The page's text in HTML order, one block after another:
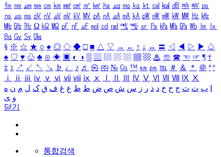
㎙ ㎚ ㎛ ㎜ ㎝ ㎞ ㎟ ㎠ ㎡ ㎢ ㏊ ㎍ ㎎ ㎏ ㏏ ㎈ ㎉ ㏈ ㎧ ㎨ ㎰
㎱ ㎲ ㎳ ㎴ ㎵ ㎶ ㎷ ㎸ ㎹ ㎀ ㎁ ㎂ ㎃ ㎄ ㎺ ㎻ ㎽ ㎾ ㎿ ㎐ ㎑
㎒ ㎓ ㎔ Ω ㏀ ㏁ ㎊ ㎋ ㎌ ㏖ ㏅ ㎭ ㎮ ㎯ ㏛ ㎩ ㎪ ㎫ ㎬ ㏝ ㏐
㏓
㏃ ㏉ ㏜ ㏆
§ ※ ☆ ★ ○ ● ◎ ◇ ◆ □ ■ △ ▽ → ← ↑ ↓ ↔ 〓 ◁ ◀ ▷ ▶ ♤
♠ ♡ ♥ ♧ ♣ ⊙ ◈ ▣ ◐ ◑ ▒ ▤ ▨ ▧ ▦ ▩ ♨ ☏ ☎ ☜ ☞ ¶ †
‡ ↕ ↗ ↙ ↖ ↘ ♭ ♩ ♪ ♬ ㉿ ㈜ № ㏇ ™ ㏂ ㏘ ℡ ＃ ＆ ＊ ＠ ª º
ⅰ
ⅱ ⅲ ⅳ ⅴ ⅵ ⅶ ⅷ ⅸ ⅹ Ⅳ Ⅴ Ⅵ Ⅶ Ⅷ Ⅸ Ⅹ
ب ت ث ج ح خ د ذ ر ز س ش ص ض ط ظ ع غ ف ق ک ل م ن ه
و ی
닫기
통합검색